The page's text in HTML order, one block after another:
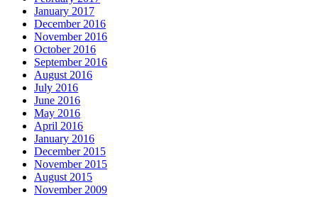
January 2017
December 2016
November 2016
October 2016
September 2016
August 2016
July 2016
June 2016
May 2016
April 2016
January 2016
December 2015
November 2015
August 2015
November 2009